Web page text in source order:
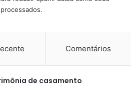
.
Comentários
de casamento